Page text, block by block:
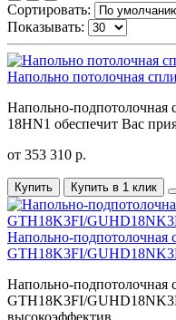
Сортировать:
Показывать:
Напольно потолочная
Напольно-подпотолочная
18HN1 обеспечит Вас
от 353 310 р.
Купить Купить в 1 клик
Напольно-подпотолочная
GTH18K3FI/
Напольно-подпотолочная
GTH18K3FI/
высокоэффектив..